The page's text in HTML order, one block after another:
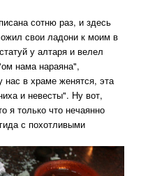
сотню раз, и здесь
свои ладони к моим в
у алтаря и велел
нама нараяна",
нас в храме женятся, эта
и невесты". Ну вот,
я только что нечаянно
с похотливыми